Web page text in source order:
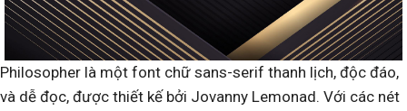
Philosopher là một font chữ sans-serif thanh lịch, độc đáo,
và dễ đọc, được thiết kế bởi Jovanny Lemonad. Với các nét